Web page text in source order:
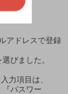
アドレスで登録
びました。
力項目は、
『パスワー